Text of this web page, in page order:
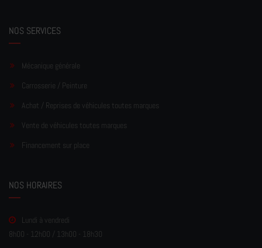
NOS SERVICES
Mécanique générale
Carrosserie / Peinture
Achat / Reprises de véhicules toutes marques
Vente de véhicules toutes marques
Financement sur place
NOS HORAIRES
Lundi à vendredi
8h00 - 12h00 / 13h00 - 18h30